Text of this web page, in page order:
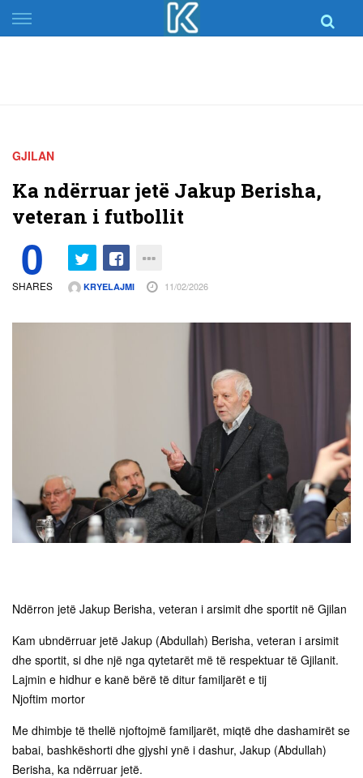
Skip
to
GJILAN
Ka ndërruar jetë Jakup Berisha,
veteran i futbollit
0
SHARES KRYELAJMI 11/02/2026
Ndërron jetë Jakup Berisha, veteran i arsimit dhe sportit në Gjilan
Kam ubndërruar jetë Jakup (Abdullah) Berisha, veteran i arsimit
dhe sportit, si dhe një nga qytetarët më të respektuar të Gjilanit.
Lajmin e hidhur e kanë bërë të ditur familjarët e tij
Njoftim mortor
Me dhimbje të thellë njoftojmë familjarët, miqtë dhe dashamirët se
babai, bashkëshorti dhe gjyshi ynë i dashur, Jakup (Abdullah)
Berisha, ka ndërruar jetë.